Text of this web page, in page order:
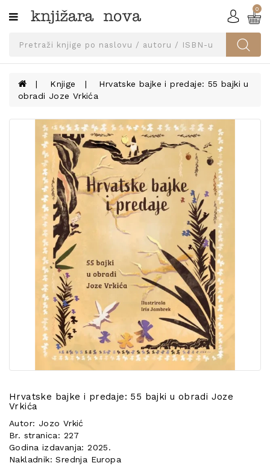
Kategorije
SVEUČILIŠNA
UDŽBENICI
PRIBOR
OPREMA
UDŽBENIKE!
KONTAKT
POSEBNA
PONUDA
0
Knjige
Hrvatske bajke i predaje: 55 bajki u
obradi Joze Vrkića
Hrvatske bajke i predaje: 55 bajki u obradi Joze
Vrkića
Autor: Jozo Vrkić
Br. stranica: 227
Godina izdavanja: 2025.
Nakladnik: Srednja Europa